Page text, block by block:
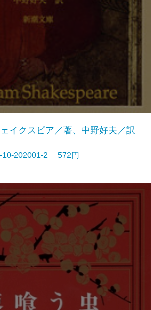
イクスピア／著、中野好夫／訳
10-202001-2 572円